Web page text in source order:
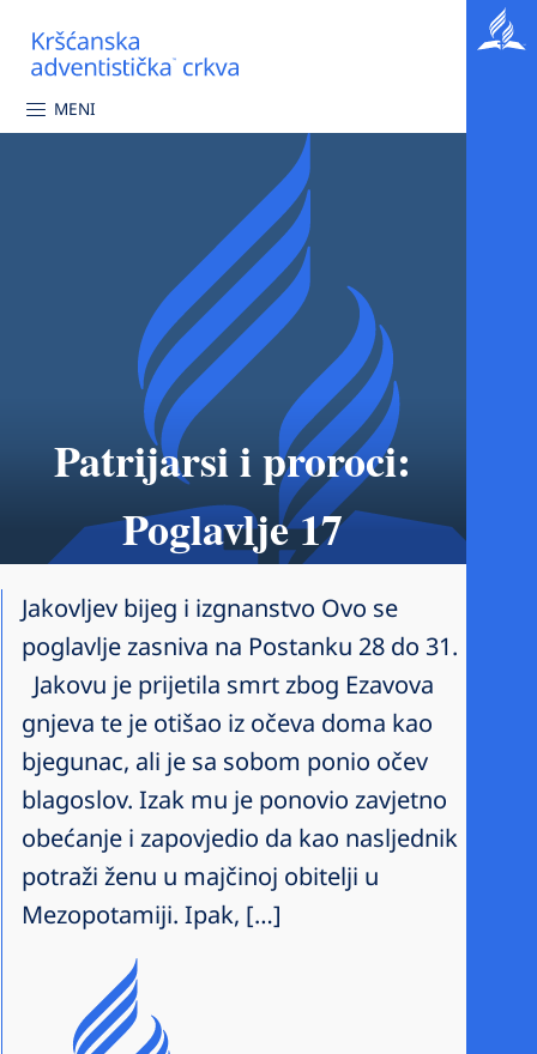
MENI
Patrijarsi i proroci:
Poglavlje 17
Jakovljev bijeg i izgnanstvo Ovo se
poglavlje zasniva na Postanku 28 do 31.
Jakovu je prijetila smrt zbog Ezavova
gnjeva te je otišao iz očeva doma kao
bjegunac, ali je sa sobom ponio očev
blagoslov. Izak mu je ponovio zavjetno
obećanje i zapovjedio da kao nasljednik
potraži ženu u majčinoj obitelji u
Mezopotamiji. Ipak, […]